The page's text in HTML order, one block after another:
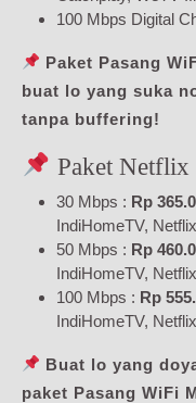
100 Mbps Digital
Paket Pasang
buat lo yang suka
tanpa buffering!
Paket
30 Mbps : Rp
IndiHomeTV,
50 Mbps : Rp
IndiHomeTV,
100 Mbps : Rp
IndiHomeTV,
Buat lo yang
paket Pasang WiFi